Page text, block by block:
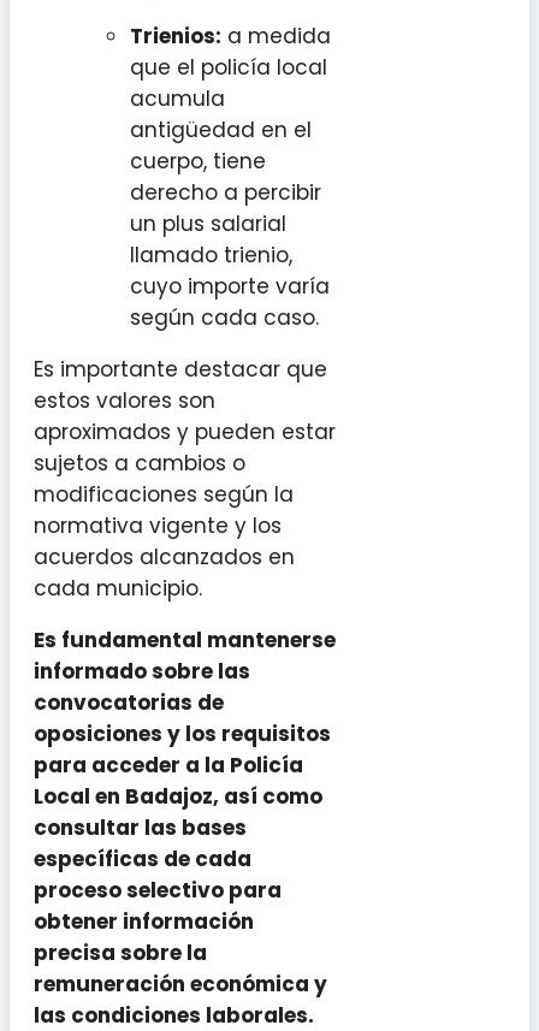
Trienios: a medida
que el policía local
acumula
antigüedad en el
cuerpo, tiene
derecho a percibir
un plus salarial
llamado trienio,
cuyo importe varía
según cada caso.
Es importante destacar que
estos valores son
aproximados y pueden estar
sujetos a cambios o
modificaciones según la
normativa vigente y los
acuerdos alcanzados en
cada municipio.
Es fundamental mantenerse
informado sobre las
convocatorias de
oposiciones y los requisitos
para acceder a la Policía
Local en Badajoz, así como
consultar las bases
específicas de cada
proceso selectivo para
obtener información
precisa sobre la
remuneración económica y
las condiciones laborales.